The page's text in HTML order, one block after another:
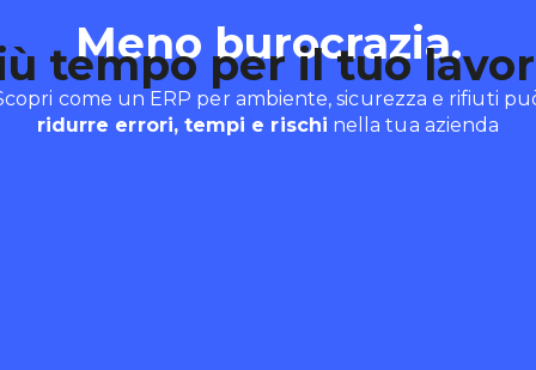
Meno burocrazia.
tempo per il tuo
come un ERP per ambiente, sicurezza e rifiuti
ridurre errori, tempi e rischi nella tua azienda